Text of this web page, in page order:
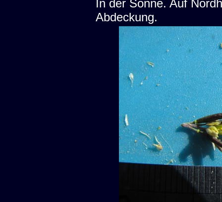
In der Sonne. Auf
Abdeckung.